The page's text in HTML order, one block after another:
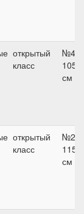
открытый
класс
№4,
105
см
открытый
класс
№20,
115
см